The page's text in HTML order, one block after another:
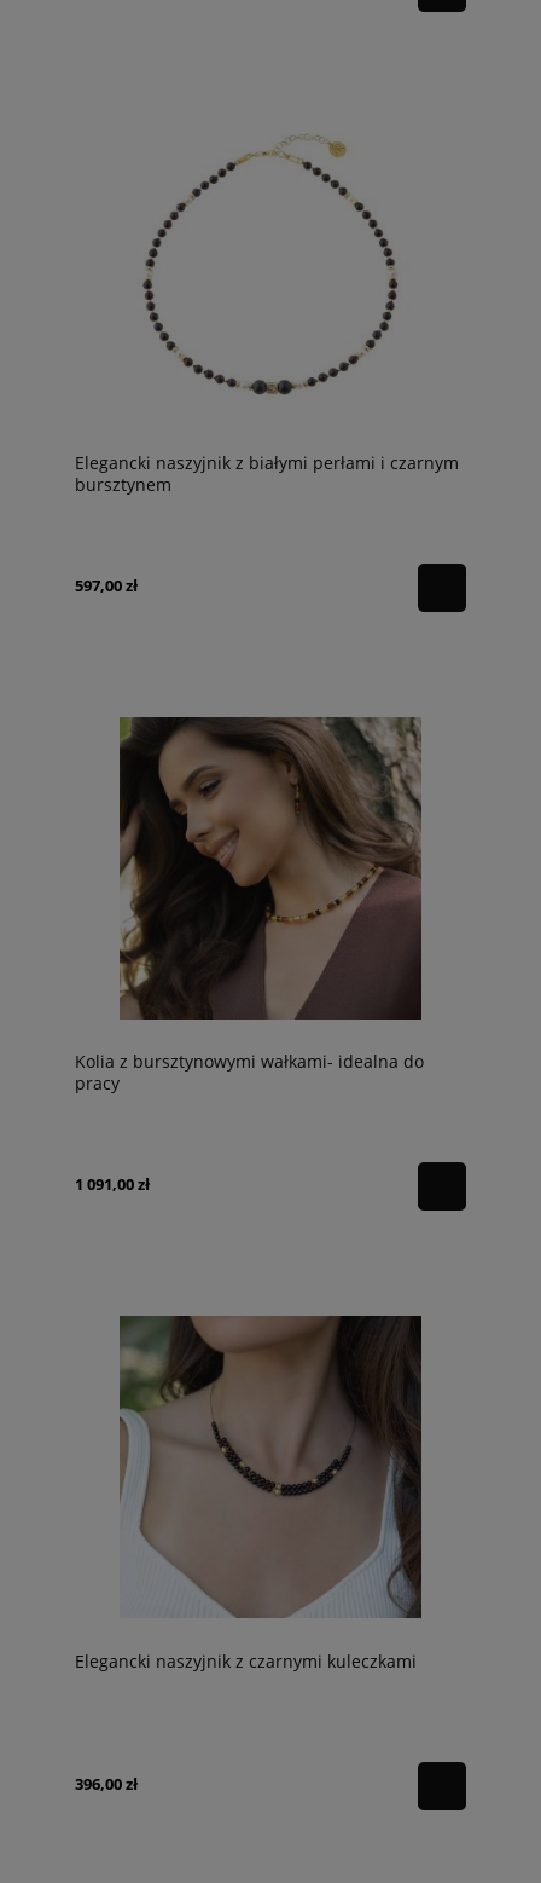
Elegancki naszyjnik z białymi perłami i czarnym
bursztynem
597,00 zł
Kolia z bursztynowymi wałkami- idealna do
pracy
1 091,00 zł
Elegancki naszyjnik z czarnymi kuleczkami
396,00 zł